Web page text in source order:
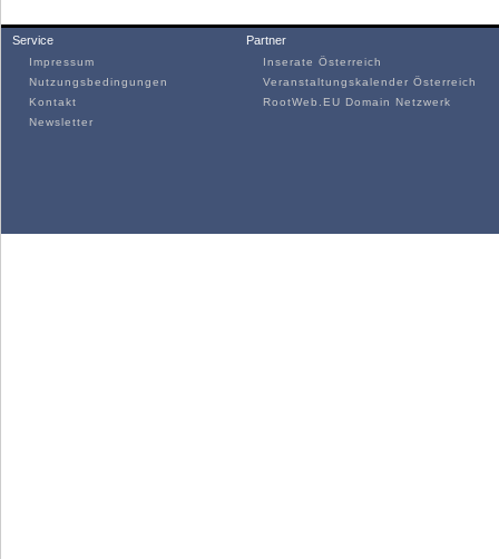
Service
Impressum
Nutzungsbedingungen
Kontakt
Newsletter
Partner
Inserate Österreich
Veranstaltungskalender Österreich
RootWeb.EU Domain Netzwerk